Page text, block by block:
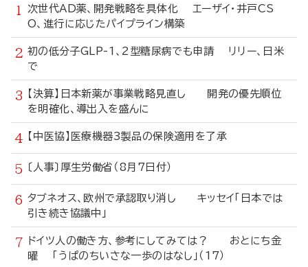
次世代AD薬、開発戦略を具体化 エーザイ・井戸CS
O、進行に応じたパイプライン構築
初の低分子GLP-1、2型糖尿病でも申請 リリー、日米
で
【決算】日本新薬が事業戦略見直し 開発の優先順位
を明確化、導出入を盛んに
【中医協】医療機器3製品の保険適用を了承
〔人事〕厚生労働省（8月7日付）
タブネオス、欧州で承認取り消し キッセイ「日本では
引き続き協議中」
ドイツ人の働き方、参考にしてみては？ おとにち金
曜 「うぱのちいさな一歩のはなし」（17）